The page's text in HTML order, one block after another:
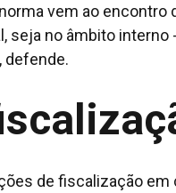
vem ao
seja no âmbito
defende.
de fiscalização